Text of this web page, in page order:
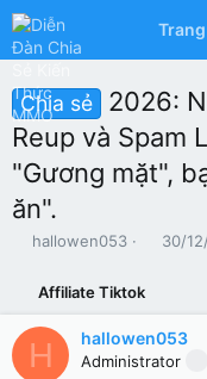
Chia sẻ
2026:
Reup và Spam
"Gương mặt",
ăn".
T
e
a
d
s
hallowen053
N
ử
i
30/
Affiliate Tiktok
H hallowen053
Administrator